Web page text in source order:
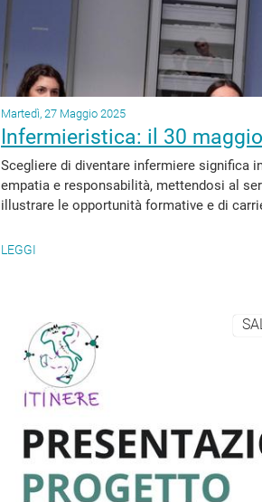
Martedì, 27 Maggio 2025
Infermieristica: il 30
Scegliere di diventare infermiere significa
empatia e responsabilità, mettendosi al
illustrare le opportunità formative e di
LEGGI